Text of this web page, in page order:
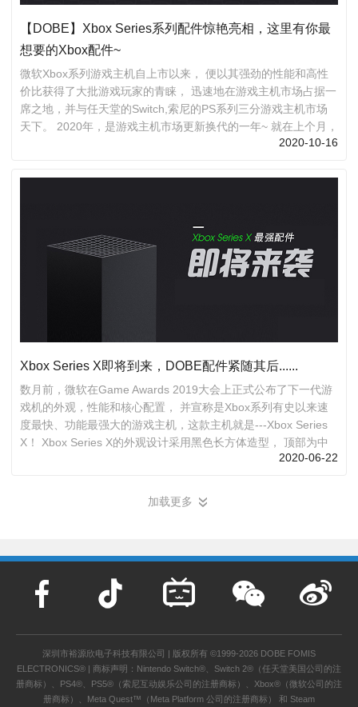
【DOBE】Xbox Series系列配件惊艳亮相，这里有你最
想要的Xbox配件~
微软Xbox系列游戏主机自上市以来， 便以其强劲的性能和高性
价比获得了大批游戏玩家的青睐， 迅速地在游戏主机市场占据一
席之地，并与任天堂的Switch,索尼的PS系列三分游戏主机市场
天下。 2020年，是游戏主机市场更新换代的一年~ 就在上个月，
微软先行一步，公布了新世代主机 Xbox Series X/S的售价及发
来说，很快就能体验到Xbox新世代主机的强劲性能了，是不是非
2020-10-16
Xbox Series X即将到来，DOBE配件紧随其后......
数月前，微软在Game Awards 2019大会上正式公布了下一代游
戏机的外观，性能和核心配置， 并宣称是Xbox系列有史以来速
度最快、功能最强大的游戏主机，这款主机就是---Xbox Series
X！ Xbox Series X的外观设计采用黑色长方体造型， 顶部为中
央凹陷形态的散热通风圆孔，虽然 Xbox Series X 的整体造型看
更趋向于现代化与简约化。 【Xbox Series X---强劲性能与飞驰
2020-06-22
加载更多 »
深圳市裕源欣电子科技有限公司 | 版权所有 ©1999-2026 DOBE FOMIS
ELECTRONICS® | 商标声明：Nintendo Switch®、Switch 2®（任天堂美国公司的注
册商标）、PS4®、PS5®（索尼互动娱乐公司的注册商标）、Xbox®（微软公司的注
册商标）、Meta Quest™（Meta Platform 公司的注册商标） 和 Steam